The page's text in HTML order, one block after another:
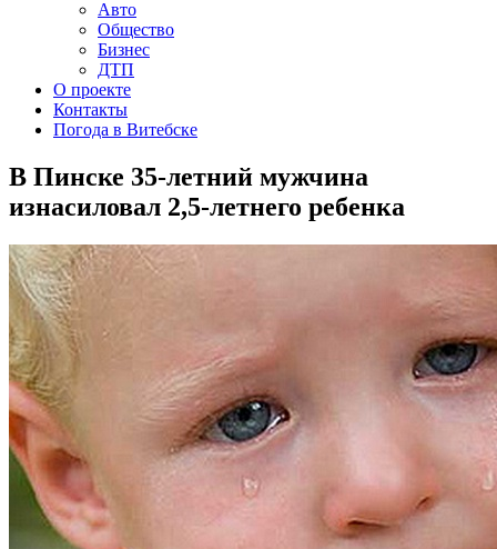
Авто
Общество
Бизнес
ДТП
О проекте
Контакты
Погода в Витебске
В Пинске 35-летний мужчина
изнасиловал 2,5-летнего ребенка